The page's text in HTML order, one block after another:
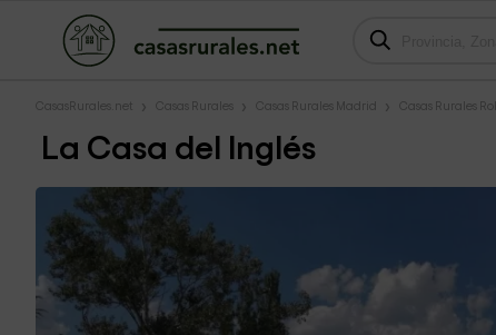
CasasRurales.net Casas Rurales Casas Rurales Madrid Casas Rurales
La Casa del Inglés